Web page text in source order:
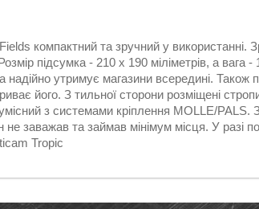
компактний та зручний у використанні.
підсумка - 210 х 190 міліметрів, а вага -
утримує магазини всередині. Також
його. З тильної сторони розміщені
з системами кріплення MOLLE/PALS.
заважав та займав мінімум місця. У разі
Tropic